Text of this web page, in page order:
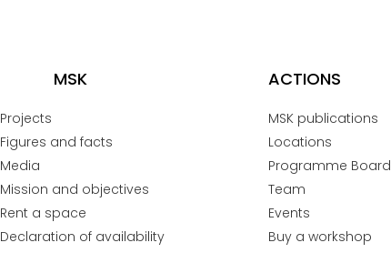
MSK ACTIONS
Projects
Figures and facts
Media
Mission and objectives
Rent a space
Declaration of availability
MSK publications
Locations
Programme Board
Team
Events
Buy a workshop